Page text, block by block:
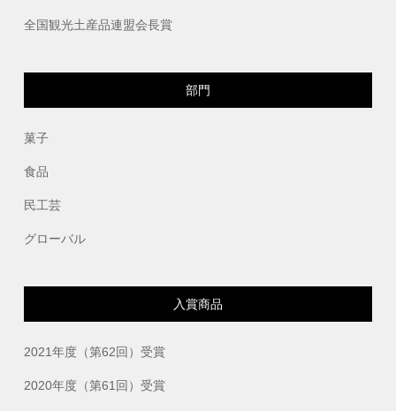
全国観光土産品連盟会長賞
部門
菓子
食品
民工芸
グローバル
入賞商品
2021年度（第62回）受賞
2020年度（第61回）受賞